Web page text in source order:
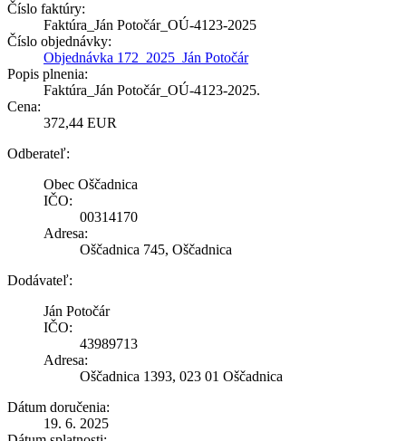
Číslo faktúry:
Faktúra_Ján Potočár_OÚ-4123-2025
Číslo objednávky:
Objednávka 172_2025_Ján Potočár
Popis plnenia:
Faktúra_Ján Potočár_OÚ-4123-2025.
Cena:
372,44 EUR
Odberateľ:
Obec Oščadnica
IČO:
00314170
Adresa:
Oščadnica 745, Oščadnica
Dodávateľ:
Ján Potočár
IČO:
43989713
Adresa:
Oščadnica 1393, 023 01 Oščadnica
Dátum doručenia:
19. 6. 2025